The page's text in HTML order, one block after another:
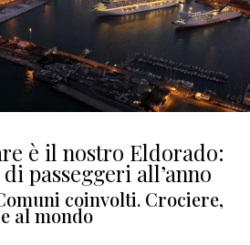
è il nostro Eldorado:
passeggeri all’anno
coinvolti. Crociere,
al mondo